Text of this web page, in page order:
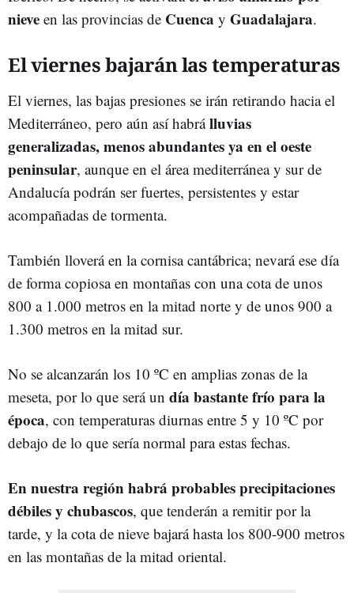
nieve en las provincias de Cuenca y Guadalajara.
El viernes bajarán las temperaturas
El viernes, las bajas presiones se irán retirando hacia el
Mediterráneo, pero aún así habrálluvias
generalizadas, menos abundantes ya en el oeste
peninsular, aunque en el área mediterránea y sur de
Andalucía podrán ser fuertes, persistentes y estar
acompañadas de tormenta.
También lloverá en la cornisa cantábrica; nevará ese día
de forma copiosa en montañas con una cota de unos
800 a 1.000 metros en la mitad norte y de unos 900 a
1.300 metros en la mitad sur.
No se alcanzarán los 10 ºC en amplias zonas de la
meseta, por lo que será un día bastante frío para la
época, con temperaturas diurnas entre 5 y 10 ºC por
debajo de lo que sería normal para estas fechas.
En nuestra región habrá probables precipitaciones
débiles y chubascos, que tenderán a remitir por la
tarde, y la cota de nieve bajará hasta los 800-900 metros
en las montañas de la mitad oriental.